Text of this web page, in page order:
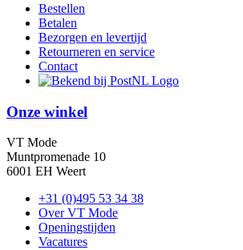
Bestellen
Betalen
Bezorgen en levertijd
Retourneren en service
Contact
Onze winkel
VT Mode
Muntpromenade 10
6001 EH Weert
+31 (0)495 53 34 38
Over VT Mode
Openingstijden
Vacatures